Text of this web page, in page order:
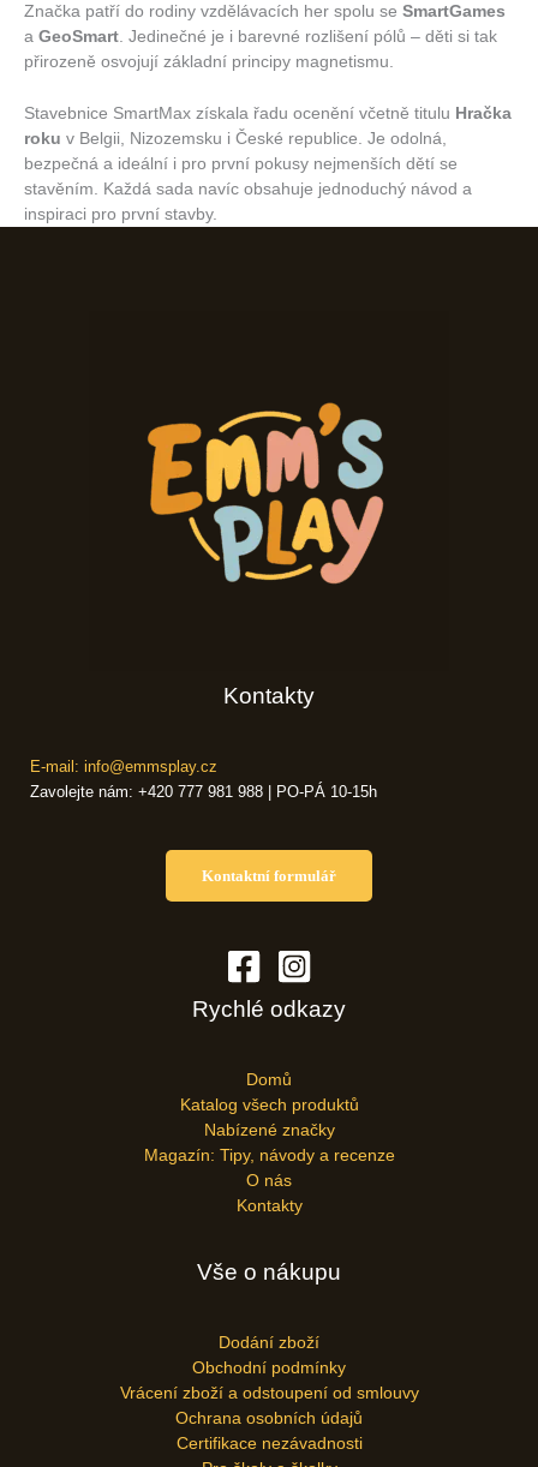
Značka patří do rodiny vzdělávacích her spolu se SmartGames
a GeoSmart . Jedinečné je i barevné rozlišení pólů – děti si tak
přirozeně osvojují základní principy magnetismu.
Stavebnice SmartMax získala řadu ocenění včetně titulu Hračka
roku v Belgii, Nizozemsku i České republice. Je odolná,
bezpečná a ideální i pro první pokusy nejmenších dětí se
stavěním. Každá sada navíc obsahuje jednoduchý návod a
inspiraci pro první stavby.
Kontakty
E-mail: info@emmsplay.cz
Zavolejte nám: +420 777 981 988 | PO-PÁ 10-15h
Kontaktní formulář
Rychlé odkazy
Domů
Katalog všech produktů
Nabízené značky
Magazín: Tipy, návody a recenze
O nás
Kontakty
Vše o nákupu
Dodání zboží
Obchodní podmínky
Vrácení zboží a odstoupení od smlouvy
Ochrana osobních údajů
Certifikace nezávadnosti